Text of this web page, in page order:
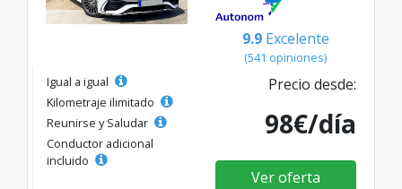
9.9 Excelente
(541 opiniones)
Igual a igual
Kilometraje ilimitado
Reunirse y Saludar
Conductor adicional
incluido
Precio desde:
98€/día
Ver oferta